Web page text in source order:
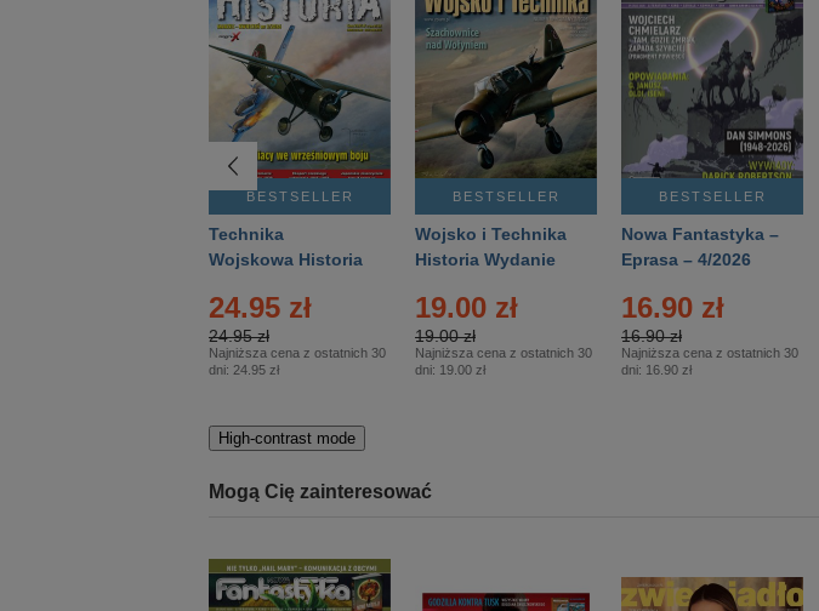
BESTSELLER
Technika
Wojskowa Historia
24.95 zł
24.95 zł
Najniższa cena z ostatnich 30
dni: 24.95 zł
BESTSELLER
Wojsko i Technika
Historia Wydanie
– 2/2026
19.00 zł
19.00 zł
Najniższa cena z ostatnich 30
dni: 19.00 zł
BESTSELLER
Nowa Fantastyka –
Eprasa – 4/2026
16.90 zł
16.90 zł
Najniższa cena z ostatnich 30
dni: 16.90 zł
High-contrast mode
Mogą Cię zainteresować